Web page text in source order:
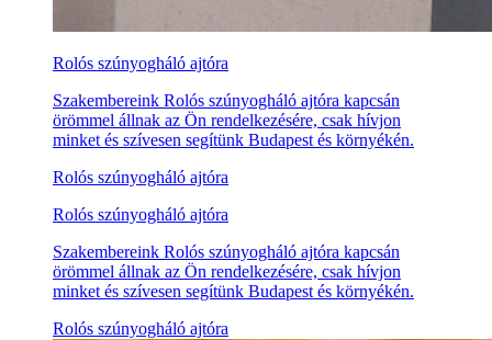
Rolós szúnyogháló ajtóra
Szakembereink Rolós szúnyogháló ajtóra kapcsán
örömmel állnak az Ön rendelkezésére, csak hívjon
minket és szívesen segítünk Budapest és környékén.
Rolós szúnyogháló ajtóra
Rolós szúnyogháló ajtóra
Szakembereink Rolós szúnyogháló ajtóra kapcsán
örömmel állnak az Ön rendelkezésére, csak hívjon
minket és szívesen segítünk Budapest és környékén.
Rolós szúnyogháló ajtóra